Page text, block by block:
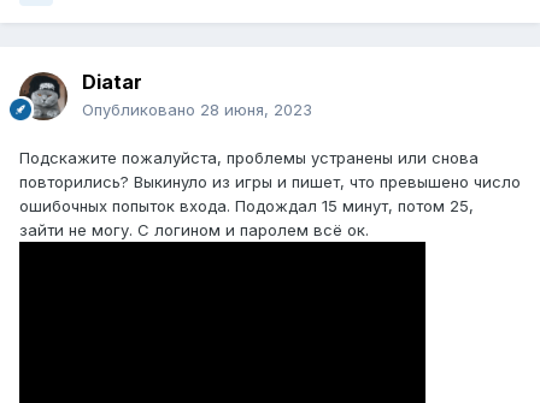
Diatar
Опубликовано 28 июня, 2023
Подскажите пожалуйста, проблемы устранены или снова
повторились? Выкинуло из игры и пишет, что превышено число
ошибочных попыток входа. Подождал 15 минут, потом 25,
зайти не могу. С логином и паролем всё ок.